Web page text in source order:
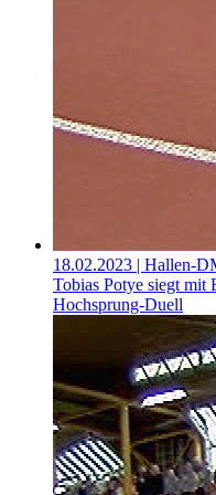
18.02.2023 | Hallen-
Tobias Potye siegt mit
Hochsprung-Duell